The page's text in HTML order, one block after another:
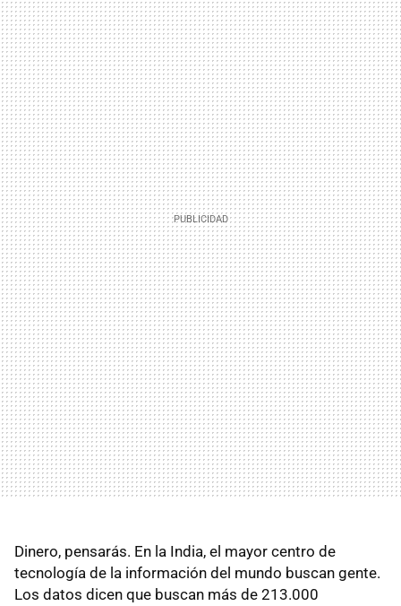
Dinero, pensarás. En la India, el mayor centro de
tecnología de la información del mundo buscan gente.
Los datos dicen que buscan más de 213.000